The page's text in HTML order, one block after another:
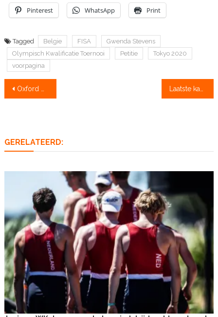
Pinterest WhatsApp Print
Tagged Belgie FISA
Gwenda Stevens
Olympisch Kwalificatie Toernooi
Petitie
Tokyo 2020
voorpagina
Bericht
Oxford met Siegelaar versus Nereus
GERELATEERD: